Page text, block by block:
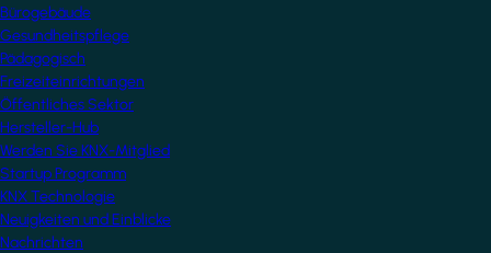
Bürogebäude
Gesundheitspflege
Pädagogisch
Freizeiteinrichtungen
Öffentliches Sektor
Hersteller-Hub
Werden Sie KNX-Mitglied
Startup Programm
KNX Technologie
Neuigkeiten und Einblicke
Nachrichten